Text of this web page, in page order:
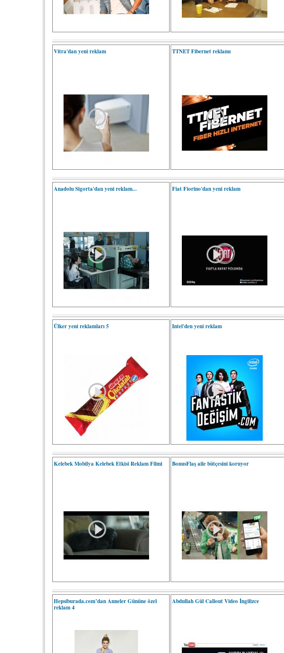
Vitra'dan yeni reklam TTNET Fibernet reklamı
Anadolu Sigorta'dan yeni reklam... Fiat Fiorino'dan yeni reklam
Ülker yeni reklamları 5 Intel'den yeni reklam
Kelebek Mobilya Kelebek Etkisi Reklam Filmi BonusFlaş aile bütçesini koruyor
Hepsiburada.com’dan Anneler Gününe özel
reklam 4
Abdullah Gül Callout Video İngilizce